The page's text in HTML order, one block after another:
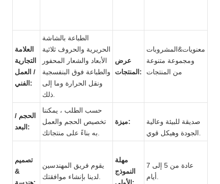
العلامة
التجارية
/ العمل
الفني:
الطباعة بالشاشة
الحريرية والحروف ثلاثية
الأبعاد والشعار المحفور
والطباعة فوق البنفسجية
ونقل الحرارة وما إلى
عرض
المنتجات:
معنويات&المشروبات
ومجموعة متنوعة
من المنتجات
الحجم /
البعد:
حسب الطلب ، يمكننا
تخصيص الحجم والعمل
ميزة:
صديقة للبيئة وعالية
تصميم
&
يقوم فريق المهندسين
مهلة
النموذج
عادة من 5 إلى 7